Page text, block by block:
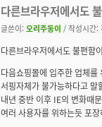
다른브라우저에서도
글쓴이: 오리주둥이 / 작성시간
다른브라우저에서도 불편함
다음쇼핑몰에 입주한 업체
서핑자체가 불가능하다고
내년 중반 이후 IE의 변화때
여러 사용자를 위하는듯 포